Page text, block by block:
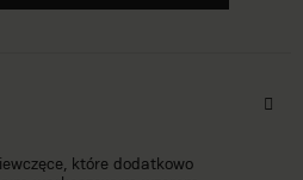
które dodatkowo